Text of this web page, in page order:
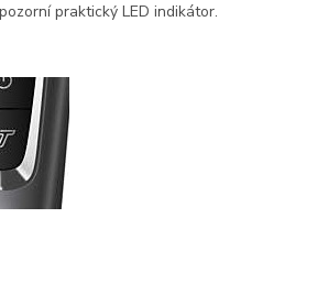
praktický LED indikátor.